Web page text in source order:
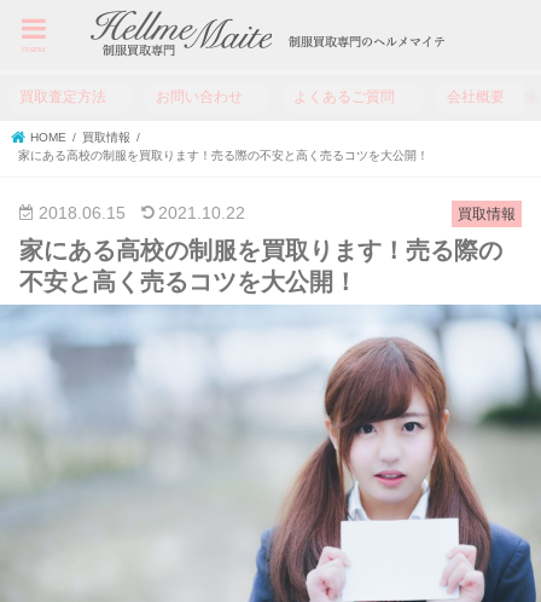
menu
買取査定方法 お問い合わせ よくあるご質問 会社概要
HOME
買取情報
家にある高校の制服を買取ります！売る際の不安と高く売るコツを大公開！
買取情報
2018.06.15 2021.10.22
家にある高校の制服を買取ります！売る際の
不安と高く売るコツを大公開！